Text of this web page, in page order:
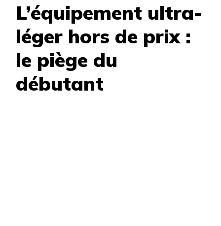
L’équipement ultra-
léger hors de prix :
le piège du
débutant